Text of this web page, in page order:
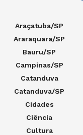
Araçatuba/SP
Araraquara/SP
Bauru/SP
Campinas/SP
Catanduva
Catanduva/SP
Cidades
Ciência
Cultura